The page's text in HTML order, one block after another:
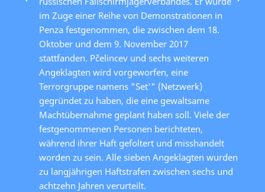
im Zuge einer Reihe von Demonstrationen in
Penza festgenommen, die zwischen dem 18.
Oktober und dem 9. November 2017
stattfanden. Pčelincev und sechs weiteren
Angeklagten wird vorgeworfen, eine
Terrorgruppe namens "Set'" (Netzwerk)
gegründet zu haben, die eine gewaltsame
Machtübernahme geplant haben soll. Viele der
festgenommenen Personen berichteten,
während ihrer Haft gefoltert und misshandelt
worden zu sein. Alle sieben Angeklagten wurden
zu langjährigen Haftstrafen zwischen sechs und
achtzehn Jahren verurteilt.